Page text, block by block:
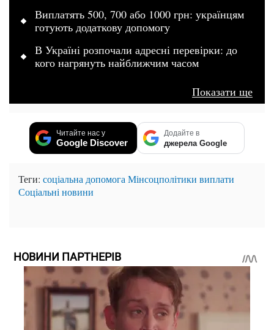
Виплатять 500, 700 або 1000 грн: українцям
готують додаткову допомогу
В Україні розпочали адресні перевірки: до
кого нагрянуть найближчим часом
Показати ще
Читайте нас у
Google Discover
Додайте в
джерела Google
Теги: соціальна допомогаМінсоцполітики виплати
Соціальні новини
НОВИНИ ПАРТНЕРІВ